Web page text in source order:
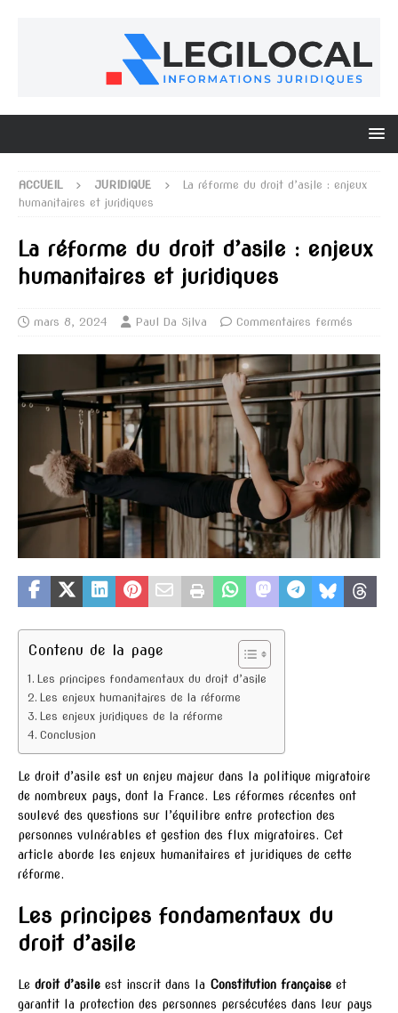
ACCUEIL JURIDIQUE
La réforme du droit d’asile : enjeux
humanitaires et juridiques
La réforme du droit d’asile : enjeux
humanitaires et juridiques
mars 8, 2024 Paul Da Silva Commentaires fermés
Contenu de la page
Les principes fondamentaux du droit d’asile
Les enjeux humanitaires de la réforme
Les enjeux juridiques de la réforme
Conclusion
Le droit d’asile est un enjeu majeur dans la politique migratoire
de nombreux pays, dont la France. Les réformes récentes ont
soulevé des questions sur l’équilibre entre protection des
personnes vulnérables et gestion des flux migratoires. Cet
article aborde les enjeux humanitaires et juridiques de cette
réforme.
Les principes fondamentaux du
droit d’asile
Le droit d’asile est inscrit dans la Constitution française et
garantit la protection des personnes persécutées dans leur pays